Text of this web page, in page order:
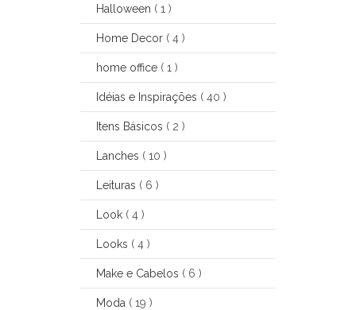
Halloween ( 1 )
Home Decor ( 4 )
home office ( 1 )
Idéias e Inspirações ( 40 )
Itens Básicos ( 2 )
Lanches ( 10 )
Leituras ( 6 )
Look ( 4 )
Looks ( 4 )
Make e Cabelos ( 6 )
Moda ( 19 )